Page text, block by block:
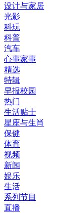
设计与家居
光影
科玩
科普
汽车
心事家事
精选
特辑
早报校园
热门
生活贴士
星座与生肖
保健
体育
视频
新闻
娱乐
生活
系列节目
直播